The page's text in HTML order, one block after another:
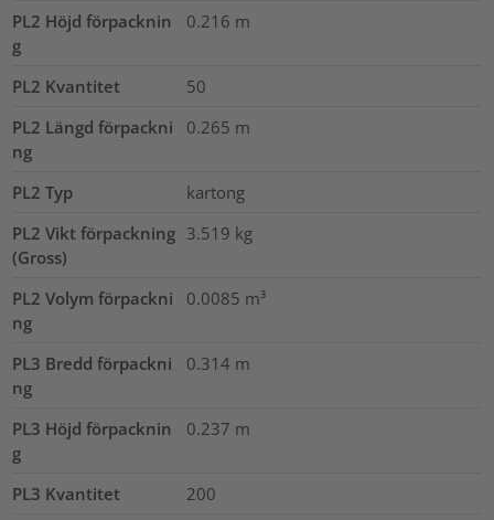
PL2 Höjd förpacknin
g
0.216 m
PL2 Kvantitet
50
PL2 Längd förpackni
ng
0.265 m
PL2 Typ
kartong
PL2 Vikt förpackning
(Gross)
3.519 kg
PL2 Volym förpackni
ng
0.0085 m³
PL3 Bredd förpackni
ng
0.314 m
PL3 Höjd förpacknin
g
0.237 m
PL3 Kvantitet
200